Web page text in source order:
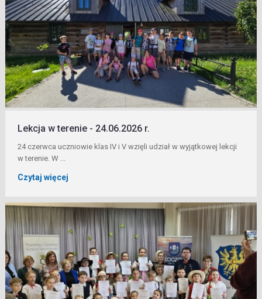
Lekcja w terenie - 24.06.2026 r.
24 czerwca uczniowie klas IV i V wzięli udział w wyjątkowej lekcji
w terenie. W ...
Czytaj więcej